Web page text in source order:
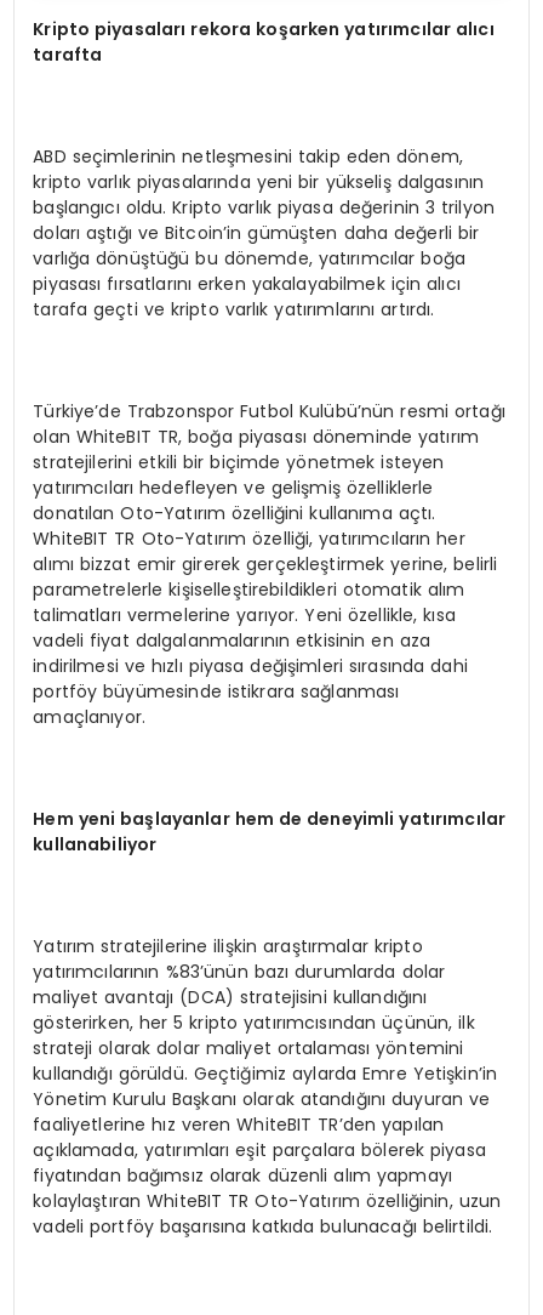
Kripto piyasaları rekora koşarken yatırımcılar alıcı
tarafta
ABD seçimlerinin netleşmesini takip eden dönem,
kripto varlık piyasalarında yeni bir yükseliş dalgasının
başlangıcı oldu. Kripto varlık piyasa değerinin 3 trilyon
doları aştığı ve Bitcoin’in gümüşten daha değerli bir
varlığa dönüştüğü bu dönemde, yatırımcılar boğa
piyasası fırsatlarını erken yakalayabilmek için alıcı
tarafa geçti ve kripto varlık yatırımlarını artırdı.
Türkiye’de Trabzonspor Futbol Kulübü’nün resmi ortağı
olan WhiteBIT TR, boğa piyasası döneminde yatırım
stratejilerini etkili bir biçimde yönetmek isteyen
yatırımcıları hedefleyen ve gelişmiş özelliklerle
donatılan Oto-Yatırım özelliğini kullanıma açtı.
WhiteBIT TR Oto-Yatırım özelliği, yatırımcıların her
alımı bizzat emir girerek gerçekleştirmek yerine, belirli
parametrelerle kişiselleştirebildikleri otomatik alım
talimatları vermelerine yarıyor. Yeni özellikle, kısa
vadeli fiyat dalgalanmalarının etkisinin en aza
indirilmesi ve hızlı piyasa değişimleri sırasında dahi
portföy büyümesinde istikrara sağlanması
amaçlanıyor.
Hem yeni başlayanlar hem de deneyimli yatırımcılar
kullanabiliyor
Yatırım stratejilerine ilişkin araştırmalar kripto
yatırımcılarının %83’ünün bazı durumlarda dolar
maliyet avantajı (DCA) stratejisini kullandığını
gösterirken, her 5 kripto yatırımcısından üçünün, ilk
strateji olarak dolar maliyet ortalaması yöntemini
kullandığı görüldü. Geçtiğimiz aylarda Emre Yetişkin’in
Yönetim Kurulu Başkanı olarak atandığını duyuran ve
faaliyetlerine hız veren WhiteBIT TR’den yapılan
açıklamada, yatırımları eşit parçalara bölerek piyasa
fiyatından bağımsız olarak düzenli alım yapmayı
kolaylaştıran WhiteBIT TR Oto-Yatırım özelliğinin, uzun
vadeli portföy başarısına katkıda bulunacağı belirtildi.